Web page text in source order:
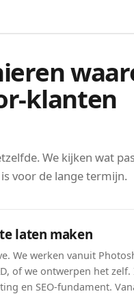
klanten
We kijken wat
voor de lange termijn.
laten maken
We werken vanuit
of we ontwerpen het
en SEO-fundament.